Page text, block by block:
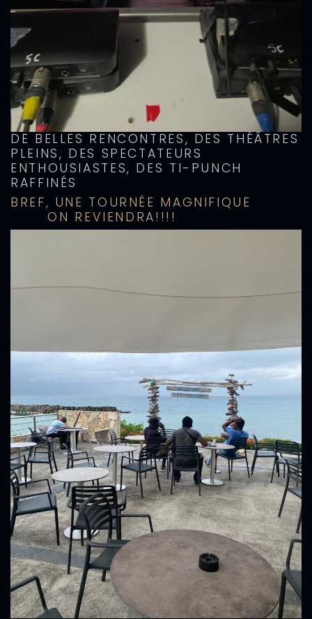
DE BELLES RENCONTRES, DES THÉÂTRES
PLEINS, DES SPECTATEURS
ENTHOUSIASTES, DES TI-PUNCH
RAFFINÉS
BREF, UNE TOURNÉE MAGNIFIQUE
ON REVIENDRA!!!!